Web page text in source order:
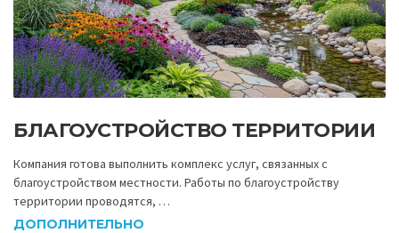
БЛАГОУСТРОЙСТВО ТЕРРИТОРИИ
Компания готова выполнить комплекс услуг, связанных с
благоустройством местности. Работы по благоустройству
территории проводятся, …
ДОПОЛНИТЕЛЬНО